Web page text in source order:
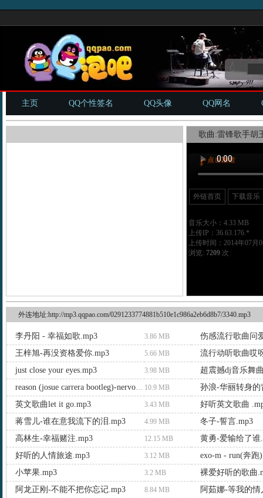
主页 QQ个性签名 QQ头像 QQ网名
歌曲:雷锋歌手胡
外链首页 下载音乐
音乐大小：4.33 MB
上传IP：36.63.176.*
上传时间：2014年07月
浏览: 7209次
外连地址:http://mp3.qqpao.com/0291233774881b510e1c986a2eb6d8b7/3340.mp3
李丹阳 - 幸福如歌.mp3 3.86 MB
伤感流行歌曲问
王梓旭-再没资格爱你.mp3
5.66 MB
流行动听歌曲哎
just close your eyes.mp3
3.98 MB 超震撼dj音乐舞
reason (josue carrera bootleg)-nervo.mp3 10.9 MB
孙浪-华丽转身的
英文歌曲let it go.mp3
3.43 MB
好听英文歌曲
蒋雪儿-谁在意我流下的泪.mp3
4.99 MB
冬子-誓言.mp3
高林生-幸福赌注.mp3
12.15 MB
黄勇-爱输给了谁
好听的人情旅途.mp3
3.12 MB
exo-m - run(奔跑
小苹果.mp3
3.2 MB
裸爱好听的歌曲
阿龙正刚-不能不把你忘记.mp3
8.84 MB 阿茹娜-等我的情